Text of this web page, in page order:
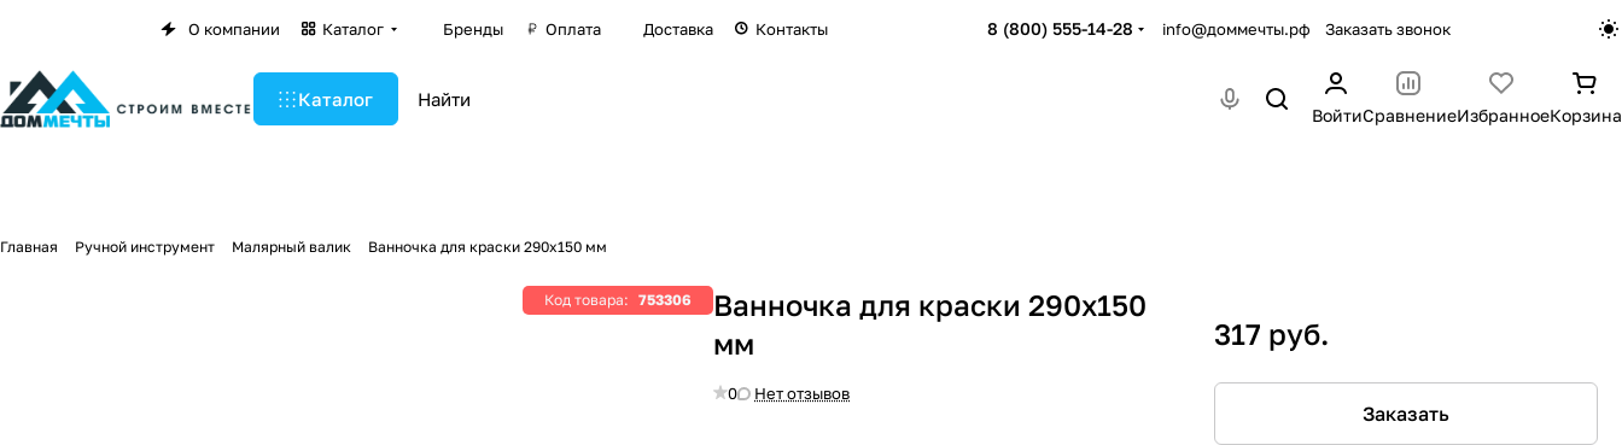
О компании Каталог Бренды Оплата Доставка Контакты 8 (800) 555-14-28 info@доммечты.рф Заказать звонок
Каталог
ВойтиСравнениеИзбранноеКорзина
Главная Ручной инструмент Малярный валик Ванночка для краски 290х150 мм
Код товара: 753306
Ванночка для краски 290х150
мм
0 Нет отзывов
317 руб.
Заказать